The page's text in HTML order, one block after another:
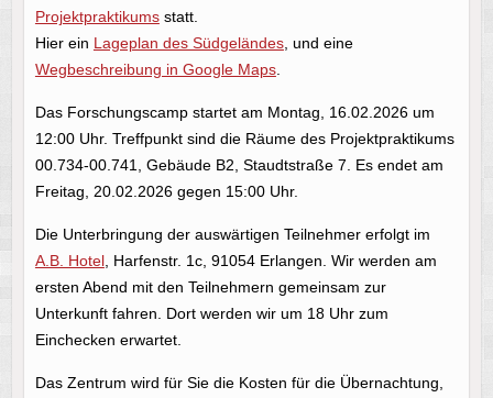
Projektpraktikumsstatt.
Hier ein Lageplan des Südgeländes, und eine
Wegbeschreibung in Google Maps.
Das Forschungscamp startet am Montag, 16.02.2026 um
12:00 Uhr. Treffpunkt sind die Räume des Projektpraktikums
00.734-00.741, Gebäude B2, Staudtstraße 7. Es endet am
Freitag, 20.02.2026 gegen 15:00 Uhr.
Die Unterbringung der auswärtigen Teilnehmer erfolgt im
A.B. Hotel, Harfenstr. 1c, 91054 Erlangen. Wir werden am
ersten Abend mit den Teilnehmern gemeinsam zur
Unterkunft fahren. Dort werden wir um 18 Uhr zum
Einchecken erwartet.
Das Zentrum wird für Sie die Kosten für die Übernachtung,